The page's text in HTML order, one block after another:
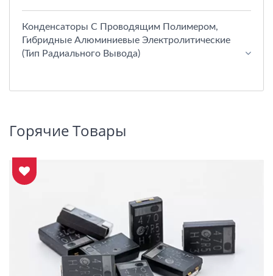
Конденсаторы С Проводящим Полимером,
Гибридные Алюминиевые Электролитические
(тип Радиального Вывода)
Горячие Товары